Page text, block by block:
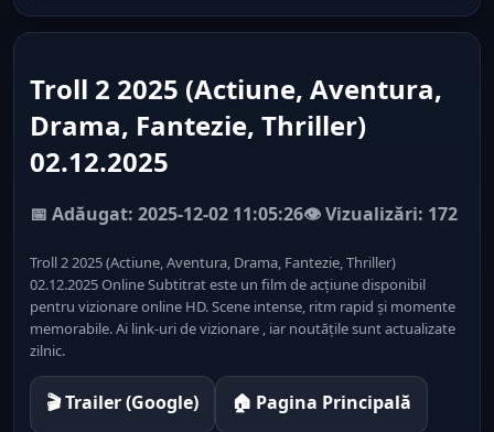
Troll 2 2025 (Actiune, Aventura,
Drama, Fantezie, Thriller)
02.12.2025
📅 Adăugat: 2025-12-02 11:05:26👁️ Vizualizări: 172
Troll 2 2025 (Actiune, Aventura, Drama, Fantezie, Thriller)
02.12.2025 Online Subtitrat este un film de acțiune disponibil
pentru vizionare online HD. Scene intense, ritm rapid și momente
memorabile. Ai link-uri de vizionare , iar noutățile sunt actualizate
zilnic.
🎬 Trailer (Google) 🏠 Pagina Principală